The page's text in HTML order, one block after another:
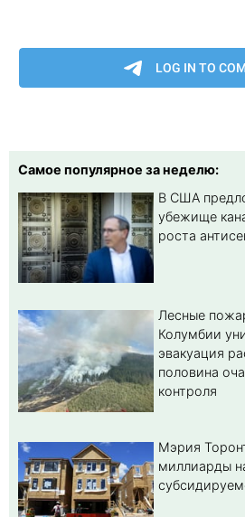
Самое популярное за неделю:
В США
убежище
роста
Лесные
Колумбии
эвакуация
половина
контроля
Мэрия
миллиарды